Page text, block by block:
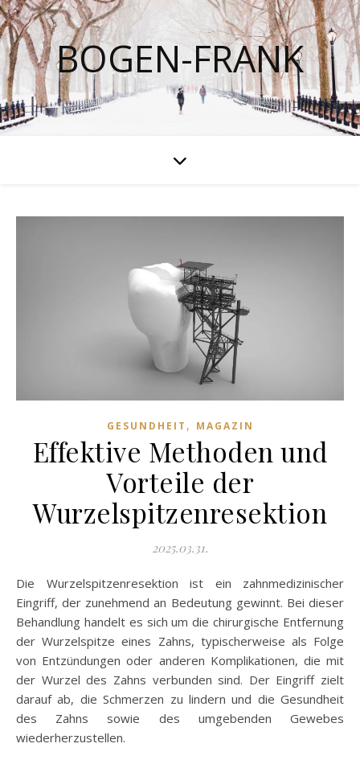
BOGEN-FRANK
GESUNDHEIT , MAGAZIN
Effektive Methoden und
Vorteile der
Wurzelspitzenresektion
2025.03.31.
Die Wurzelspitzenresektion ist ein zahnmedizinischer
Eingriff, der zunehmend an Bedeutung gewinnt. Bei dieser
Behandlung handelt es sich um die chirurgische Entfernung
der Wurzelspitze eines Zahns, typischerweise als Folge
von Entzündungen oder anderen Komplikationen, die mit
der Wurzel des Zahns verbunden sind. Der Eingriff zielt
darauf ab, die Schmerzen zu lindern und die Gesundheit
des Zahns sowie des umgebenden Gewebes
wiederherzustellen.